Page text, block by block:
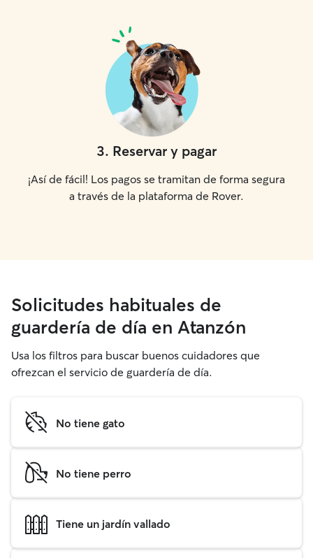
3. Reservar y pagar
¡Así de fácil! Los pagos se tramitan de forma segura
a través de la plataforma de Rover.
Solicitudes habituales de
guardería de día en Atanzón
Usa los filtros para buscar buenos cuidadores que
ofrezcan el servicio de guardería de día.
No tiene gato
No tiene perro
Tiene un jardín vallado